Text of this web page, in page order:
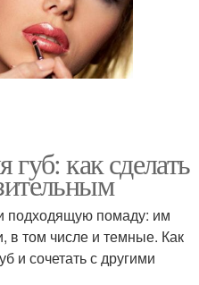
как сделать
подходящую помаду: им
в том числе и темные. Как
и сочетать с другими